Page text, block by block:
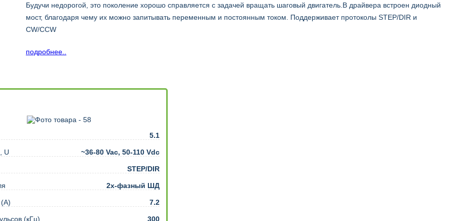
Будучи недорогой, это поколение хорошо справляется с задачей вращать шаговый двигатель.В драйвера встроен диодный
мост, благодаря чему их можно запитывать переменным и постоянным током. Поддерживает протоколы STEP/DIR и
CW/CCW
подробнее..
5.1
U ~36-80 Vac, 50-110 Vdc
STEP/DIR
2х-фазный ШД
(А) 7.2
(кГц) 300